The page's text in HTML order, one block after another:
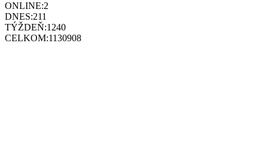
ONLINE:2
DNES:211
TÝŽDEŇ:1240
CELKOM:1130908